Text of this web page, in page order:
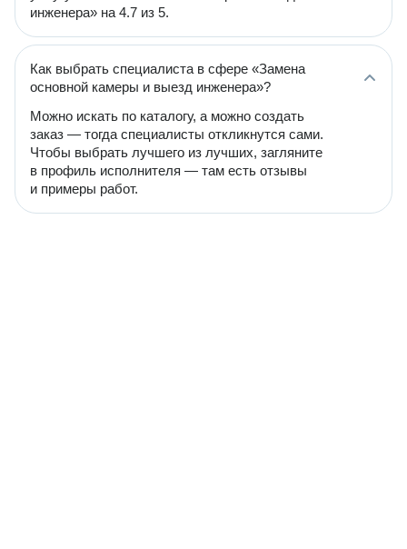
инженера» на 4.7 из 5.
Как выбрать специалиста в сфере «Замена
основной камеры и выезд инженера»?
Можно искать по каталогу, а можно создать
заказ — тогда специалисты откликнутся сами.
Чтобы выбрать лучшего из лучших, загляните
в профиль исполнителя — там есть отзывы
и примеры работ.